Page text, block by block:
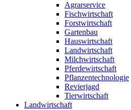
Agrarservice
Fischwirtschaft
Forstwirtschaft
Gartenbau
Hauswirtschaft
Landwirtschaft
Milchwirtschaft
Pferdewirtschaft
Pflanzentechnologie
Revierjagd
Tierwirtschaft
Landwirtschaft